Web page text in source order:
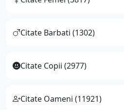
Citate Barbati (1302)
Citate Copii (2977)
Citate Oameni (11921)